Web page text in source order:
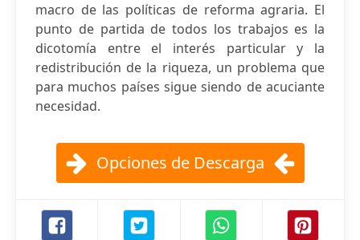
macro de las políticas de reforma agraria. El
punto de partida de todos los trabajos es la
dicotomía entre el interés particular y la
redistribución de la riqueza, un problema que
para muchos países sigue siendo de acuciante
necesidad.
Opciones de Descarga